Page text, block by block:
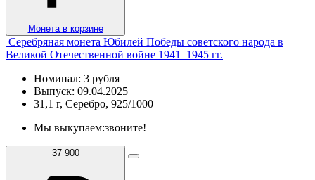
Монета в корзине
Серебряная монета Юбилей Победы советского народа в
Великой Отечественной войне 1941–1945 гг.
Номинал: 3 рубля
Выпуск: 09.04.2025
31,1 г, Серебро, 925/1000
Мы выкупаем:звоните!
37 900